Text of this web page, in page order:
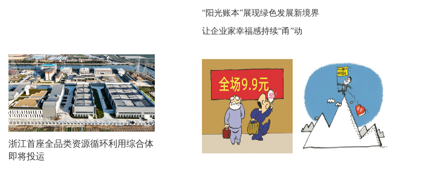
浙江首座全品类资源循环利用综合体
即将投运
“阳光账本”展现绿色发展新境界
让企业家幸福感持续“甬”动